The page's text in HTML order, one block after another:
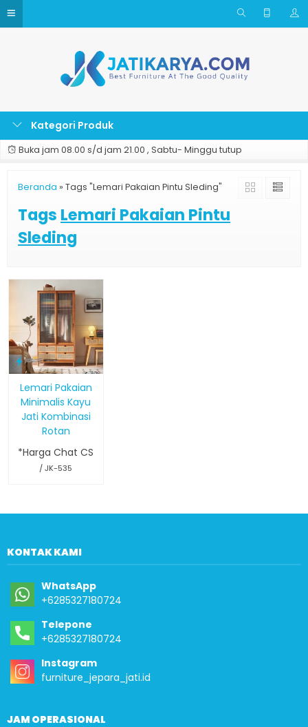
Kategori Produk
Buka jam 08.00 s/d jam 21.00 , Sabtu- Minggu tutup
Beranda » Tags "Lemari Pakaian Pintu Sleding"
Tags Lemari Pakaian Pintu
Sleding
Lemari Pakaian
Minimalis Kayu
Jati Kombinasi
Rotan
*Harga Chat CS
/ JK-535
KONTAK KAMI
WhatsApp
+6285327180724
Telepone
+6285327180724
Instagram
furniture_jepara_jati.id
JAM OPERASIONAL